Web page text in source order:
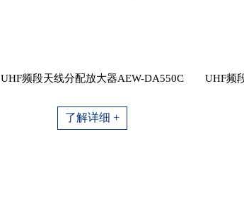
UHF频段天线分配放大器AEW-DA550C
了解详细 +
UHF频